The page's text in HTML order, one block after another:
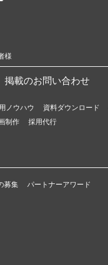
様
掲載のお問い合わせ
ノウハウ 資料ダウンロード
制作
採用代行
募集 パートナーアワード